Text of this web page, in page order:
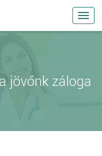
jövőnk záloga